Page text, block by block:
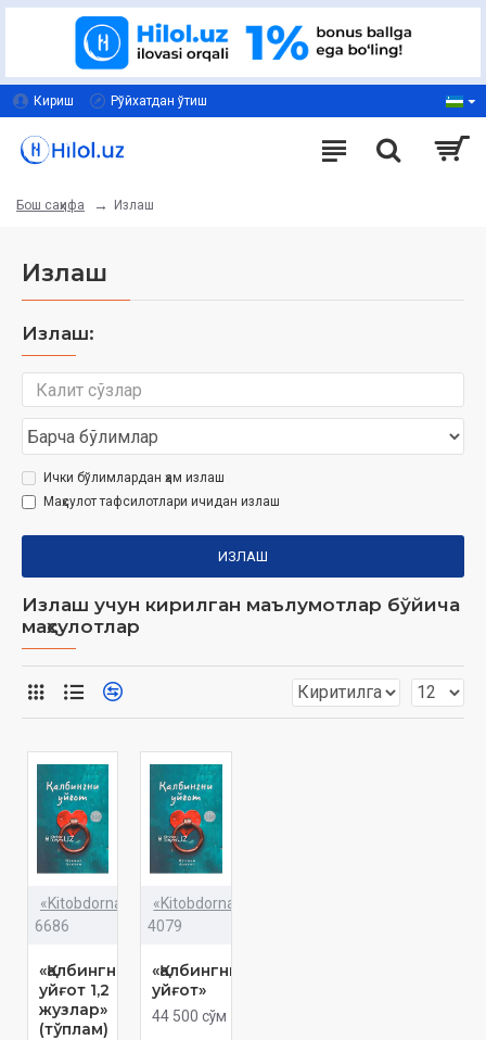
Кириш Рўйхатдан ўтиш
Бош саҳифа Излаш
Излаш
Излаш:
Ички бўлимлардан ҳам излаш
Маҳсулот тафсилотлари ичидан излаш
ИЗЛАШ
Излаш учун кирилган маълумотлар бўйича
маҳсулотлар
«Kitobdornashr»
6686
«Қалбингни
уйғот 1,2
жузлар»
(тўплам)
«Kitobdornashr»
4079
«Қалбингни
уйғот»
44 500 сўм